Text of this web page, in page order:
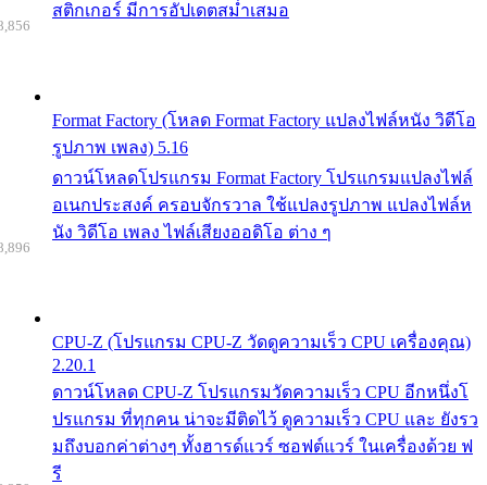
สติกเกอร์ มีการอัปเดตสม่ำเสมอ
Format Factory (โหลด Format Factory แปลงไฟล์หนัง วิดีโอ
รูปภาพ เพลง) 5.16
ดาวน์โหลดโปรแกรม Format Factory โปรแกรมแปลงไฟล์
อเนกประสงค์ ครอบจักรวาล ใช้แปลงรูปภาพ แปลงไฟล์ห
นัง วิดีโอ เพลง ไฟล์เสียงออดิโอ ต่าง ๆ
CPU-Z (โปรแกรม CPU-Z วัดดูความเร็ว CPU เครื่องคุณ)
2.20.1
ดาวน์โหลด CPU-Z โปรแกรมวัดความเร็ว CPU อีกหนึ่งโ
ปรแกรม ที่ทุกคน น่าจะมีติดไว้ ดูความเร็ว CPU และ ยังรว
มถึงบอกค่าต่างๆ ทั้งฮารด์แวร์ ซอฟต์แวร์ ในเครื่องด้วย ฟ
รี